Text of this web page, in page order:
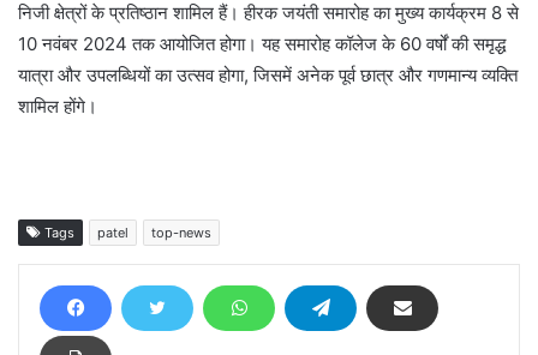
निजी क्षेत्रों के प्रतिष्ठान शामिल हैं। हीरक जयंती समारोह का मुख्य कार्यक्रम 8 से
10 नवंबर 2024 तक आयोजित होगा। यह समारोह कॉलेज के 60 वर्षों की समृद्ध
यात्रा और उपलब्धियों का उत्सव होगा, जिसमें अनेक पूर्व छात्र और गणमान्य व्यक्ति
शामिल होंगे।
Tags patel top-news